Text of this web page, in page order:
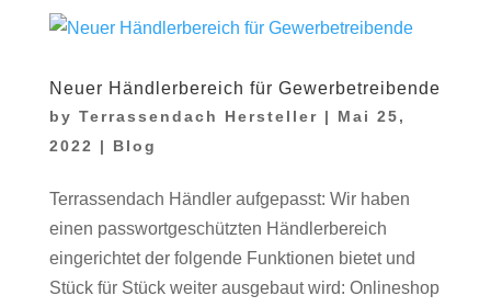
Neuer Händlerbereich für Gewerbetreibende
by Terrassendach Hersteller | Mai 25,
2022
| Blog
Terrassendach Händler aufgepasst: Wir haben
einen passwortgeschützten Händlerbereich
eingerichtet der folgende Funktionen bietet und
Stück für Stück weiter ausgebaut wird: Onlineshop